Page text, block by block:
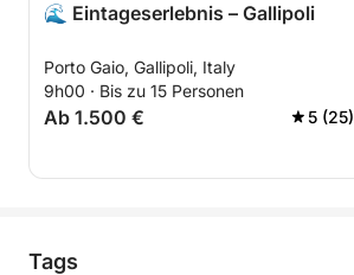
🌊 Eintageserlebnis – Gallipoli
Porto Gaio, Gallipoli, Italy
9h00 · Bis zu 15 Personen
Ab 1.500 € 5 (25)
Tags